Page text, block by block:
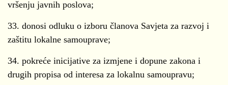
vršenju javnih poslova;
33. donosi odluku o izboru članova Savjeta za razvoj i
zaštitu lokalne samouprave;
34. pokreće inicijative za izmjene i dopune zakona i
drugih propisa od interesa za lokalnu samoupravu;